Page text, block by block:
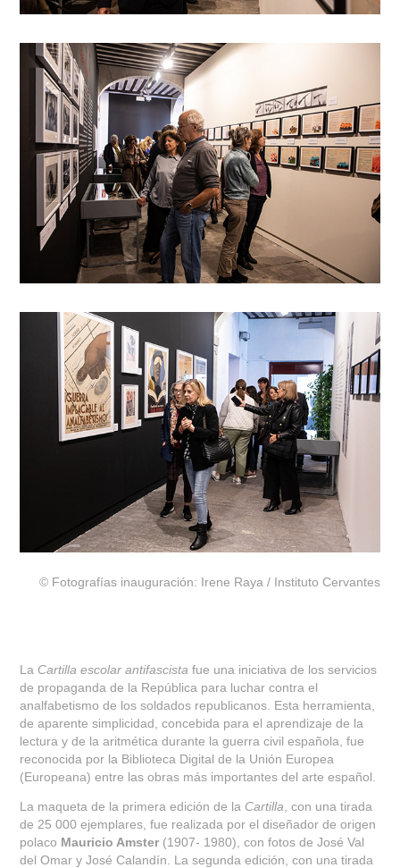
© Fotografías inauguración: Irene Raya / Instituto Cervantes
La Cartilla escolar antifascistafue una iniciativa de los servicios
de propaganda de la República para luchar contra el
analfabetismo de los soldados republicanos. Esta herramienta,
de aparente simplicidad, concebida para el aprendizaje de la
lectura y de la aritmética durante la guerra civil española, fue
reconocida por la Biblioteca Digital de la Unión Europea
(Europeana) entre las obras más importantes del arte español.
La maqueta de la primera edición de la Cartilla , con una tirada
de 25 000 ejemplares, fue realizada por el diseñador de origen
polaco Mauricio Amster (1907- 1980), con fotos de José Val
del Omar y José Calandín. La segunda edición, con una tirada